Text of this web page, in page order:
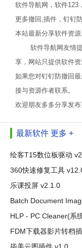
软件导航网，软件123
更多撤回,插件，钉钉
本站最新分享软件资源
软件导航网友情
享，网站只提供软件资
如果您对钉钉防撤回
接与资源作者联系。
欢迎朋友多多分享发布
最新软件 更多 +
绘客T15数位板驱动
360快速修复工具
乐课投屏 v2.1.0
Batch Document
HLP - PC Cleaner(系
FDM下载器影片转档